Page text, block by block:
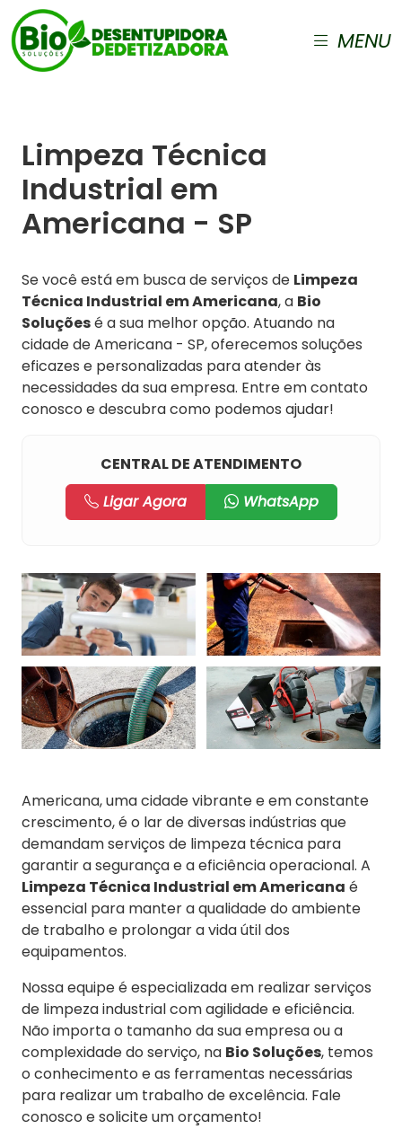
MENU
Limpeza Técnica
Industrial em
Americana - SP
Se você está em busca de serviços de Limpeza
Técnica Industrial em Americana, a Bio
Soluçõesé a sua melhor opção. Atuando na
cidade de Americana - SP, oferecemos soluções
eficazes e personalizadas para atender às
necessidades da sua empresa. Entre em contato
conosco e descubra como podemos ajudar!
CENTRAL DE ATENDIMENTO
Ligar Agora
WhatsApp
Americana, uma cidade vibrante e em constante
crescimento, é o lar de diversas indústrias que
demandam serviços de limpeza técnica para
garantir a segurança e a eficiência operacional. A
Limpeza Técnica Industrial em Americana é
essencial para manter a qualidade do ambiente
de trabalho e prolongar a vida útil dos
equipamentos.
Nossa equipe é especializada em realizar serviços
de limpeza industrial com agilidade e eficiência.
Não importa o tamanho da sua empresa ou a
complexidade do serviço, na Bio Soluções, temos
o conhecimento e as ferramentas necessárias
para realizar um trabalho de excelência. Fale
conosco e solicite um orçamento!